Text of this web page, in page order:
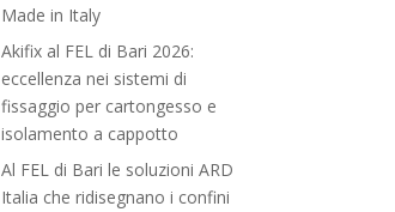
Made in Italy
Akifix al FEL di Bari 2026:
eccellenza nei sistemi di
fissaggio per cartongesso e
isolamento a cappotto
Al FEL di Bari le soluzioni ARD
Italia che ridisegnano i confini